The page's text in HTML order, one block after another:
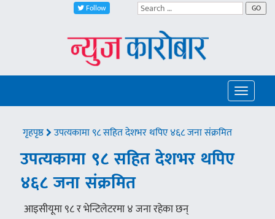
Follow GO
Toggle
गृहपृष्ठ उपत्यकामा ९८ सहित देशभर थपिए ४६८ जना संक्रमित
उपत्यकामा ९८ सहित देशभर थपिए
४६८ जना संक्रमित
आइसीयूमा ९८ र भेन्टिलेटरमा ४ जना रहेका छन्